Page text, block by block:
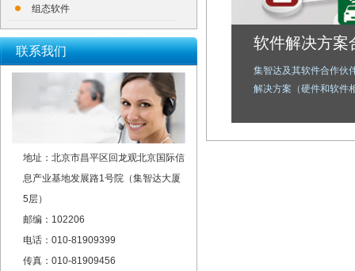
组态软件
联系我们
地址：北京市昌平区回龙观北京国际信
息产业基地发展路1号院（集智达大厦
5层）
邮编：102206
电话：010-81909399
传真：010-81909456
软件解决方案
集智达及其软件合作伙
解决方案（硬件和软件